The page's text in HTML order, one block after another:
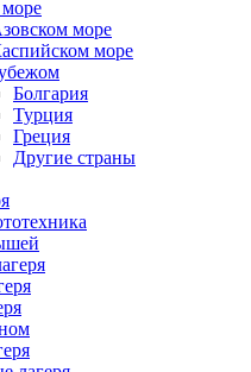
море
море
Болгария
Турция
Греция
Другие страны